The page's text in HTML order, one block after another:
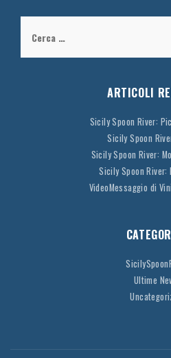
per:
ARTICOLI
Sicily Spoon River:
Sicily Spoon
Sicily Spoon River:
Sicily Spoon River:
VideoMessaggio di
Ultime